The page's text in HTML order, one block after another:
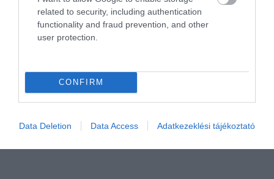
related to security, including authentication
functionality and fraud prevention, and other
user protection.
CONFIRM
Data Deletion Data Access Adatkezeklési tájékoztató
Megosztás
EGÉSZSÉG EGÉSZSÉGTUDATOSSÁG HÍREK HÚSVÉT
LÉGIKÖZLEKEDÉS UTAZÁS WIZZAIR